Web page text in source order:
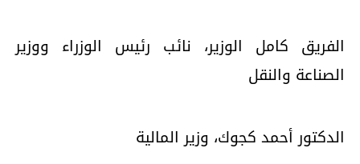
الفريق كامل الوزير، نائب رئيس الوزراء ووزير
الصناعة والنقل
الدكتور أحمد كجوك، وزير المالية